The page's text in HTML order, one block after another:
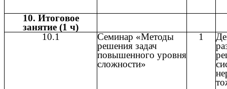
10. Итоговое
занятие (1 ч)
10.1
Семинар «Методы
решения задач
повышенного уровня
сложности»
1